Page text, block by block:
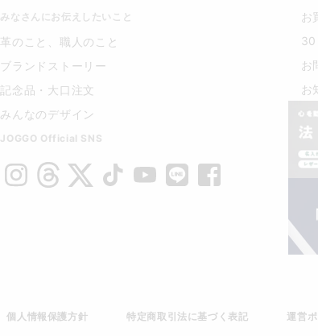
みなさんにお伝えしたいこと
革のこと、職人のこと
ブランドストーリー
記念品・大口注文
みんなのデザイン
JOGGO Official SNS
お
30
お
お
個人情報保護方針 特定商取引法に基づく表記 運営